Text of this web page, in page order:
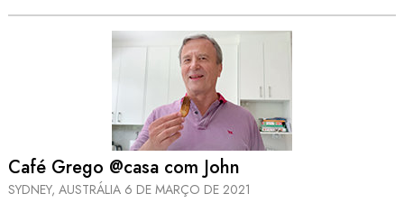
Café Grego @casa com John
SYDNEY, AUSTRÁLIA 6 DE MARÇO DE 2021